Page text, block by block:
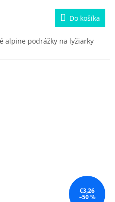
Do košíka
alpine podrážky na lyžiarky
€3,26
–50 %